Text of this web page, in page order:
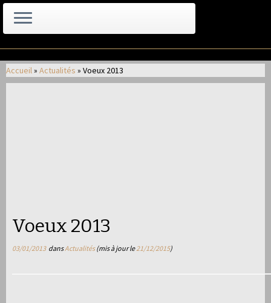
au
contenu
Accueil» Actualités » Voeux 2013
Voeux 2013
03/01/2013dansActualités(mis à jour le21/12/2015)